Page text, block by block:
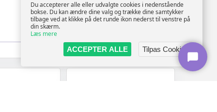
Vis
729,-
På lager
Du accepterer alle eller udvalgte cookies i nedenstående
bokse. Du kan ændre dine valg og trække dine samtykker
tilbage ved at klikke på det runde ikon nederst til venstre på
din skærm.
Læs mere
ACCEPTER ALLE
Tilpas Cookies